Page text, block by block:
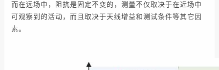
而在远场中，阻抗是固定不变的，测量不仅取决于在近场中
可观察到的活动，而且取决于天线增益和测试条件等其它因
素。